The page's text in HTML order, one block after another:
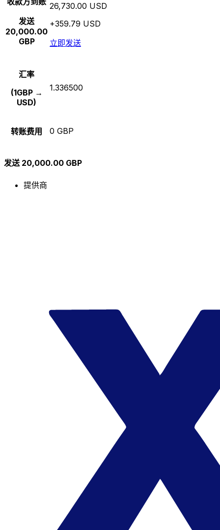
发送
20,000.00
GBP
26,730.00 USD
+359.79 USD
立即发送
汇率
(1GBP →
USD)
1.336500
转账费用 0 GBP
发送 20,000.00 GBP
提供商